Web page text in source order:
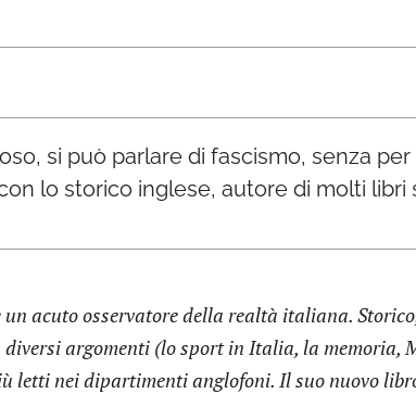
si può parlare di fascismo, senza
lo storico inglese, autore di molti libri
acuto osservatore della realtà italiana.
argomenti (lo sport in Italia, la memoria,
letti nei dipartimenti anglofoni. Il suo nuovo